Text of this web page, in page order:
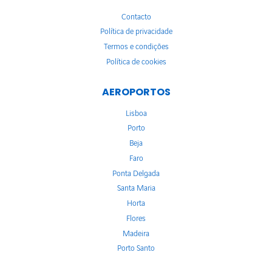
Contacto
Política de privacidade
Termos e condições
Política de cookies
AEROPORTOS
Lisboa
Porto
Beja
Faro
Ponta Delgada
Santa Maria
Horta
Flores
Madeira
Porto Santo